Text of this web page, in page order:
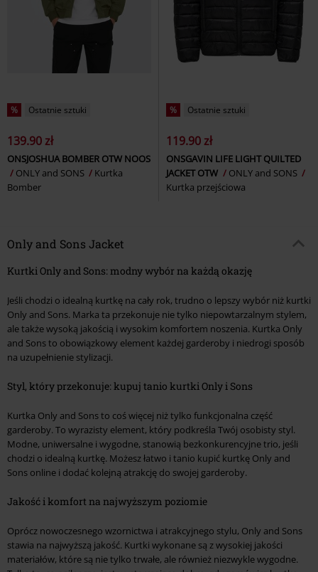
% Ostatnie sztuki
139.90 zł
ONSJOSHUA BOMBER OTW NOOS
ONLY and SONS
Kurtka
Bomber
% Ostatnie sztuki
119.90 zł
ONSGAVIN LIFE LIGHT QUILTED
JACKET OTW
ONLY and SONS
Kurtka przejściowa
Only and Sons Jacket
Kurtki Only and Sons: modny wybór na każdą okazję
Jeśli chodzi o idealną kurtkę na cały rok, trudno o lepszy wybór niż kurtki
Only and Sons. Marka ta przekonuje nie tylko niepowtarzalnym stylem,
ale także wysoką jakością i wysokim komfortem noszenia. Kurtka Only
and Sons to obowiązkowy element każdej garderoby i niedrogi sposób
na uzupełnienie stylizacji.
Styl, który przekonuje: kupuj tanio kurtki Only i Sons
Kurtka Only and Sons to coś więcej niż tylko funkcjonalna część
garderoby. To wyrazisty element, który podkreśla Twój osobisty styl.
Modne, uniwersalne i wygodne, stanowią bezkonkurencyjne trio, jeśli
chodzi o idealną kurtkę. Możesz łatwo i tanio kupić kurtkę Only and
Sons online i dodać kolejną atrakcję do swojej garderoby.
Jakość i komfort na najwyższym poziomie
Oprócz nowoczesnego wzornictwa i atrakcyjnego stylu, Only and Sons
stawia na najwyższą jakość. Kurtki wykonane są z wysokiej jakości
materiałów, które są nie tylko trwałe, ale również niezwykle wygodne.